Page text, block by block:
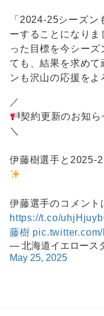
「2024-25シーズ
ーすることになり
った目標を今シー
ても、結果を求め
ンも沢山の応援をよ
／
契約更新のお知ら
＼
伊藤樹選手と2025-
伊藤選手のコメント
https://t.co/
藤樹
— 北海道イエロース
May 25, 2025